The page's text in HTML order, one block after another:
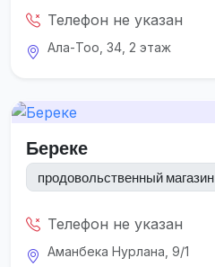
Телефон не указан
Ала-Тоо, 34, 2 этаж
Береке
продовольственный магазин
Телефон не указан
Аманбека Нурлана, 9/1